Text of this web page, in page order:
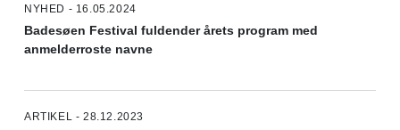
NYHED - 16.05.2024
Badesøen Festival fuldender årets program med
anmelderroste navne
ARTIKEL - 28.12.2023